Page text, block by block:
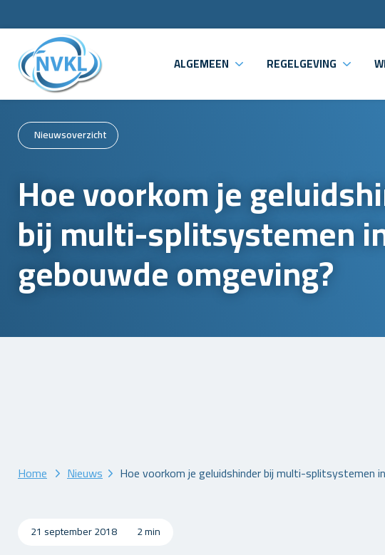
ALGEMEEN REGELGEVING
Nieuwsoverzicht
Hoe voorkom je
bij multi-splitsystemen
gebouwde omgeving?
Home Nieuws Hoe voorkom je geluidshinder bij multi-splitsystemen
21 september 2018 2 min